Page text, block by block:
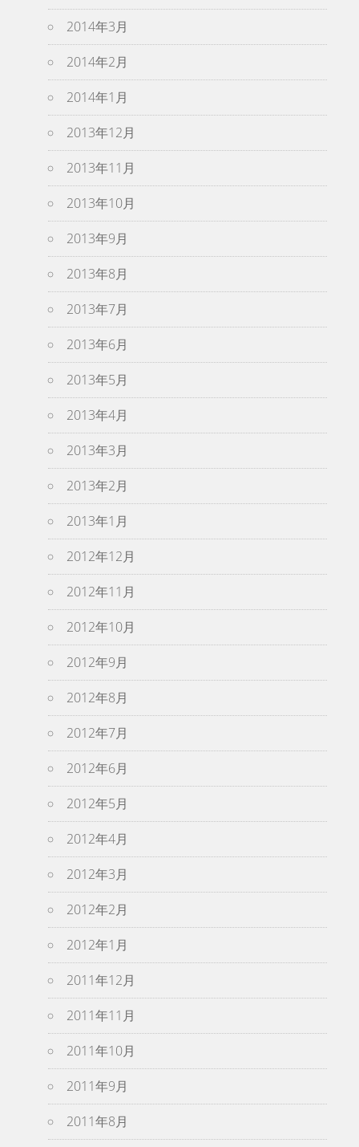
2014年3月
2014年2月
2014年1月
2013年12月
2013年11月
2013年10月
2013年9月
2013年8月
2013年7月
2013年6月
2013年5月
2013年4月
2013年3月
2013年2月
2013年1月
2012年12月
2012年11月
2012年10月
2012年9月
2012年8月
2012年7月
2012年6月
2012年5月
2012年4月
2012年3月
2012年2月
2012年1月
2011年12月
2011年11月
2011年10月
2011年9月
2011年8月